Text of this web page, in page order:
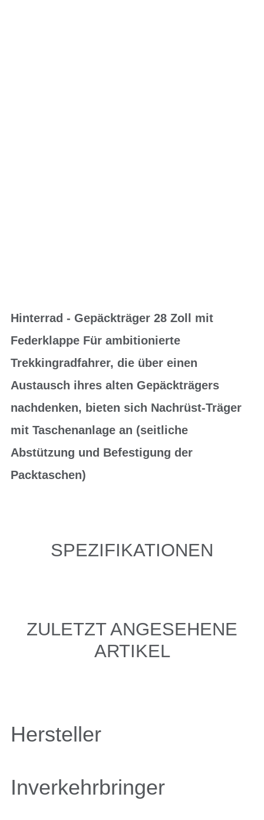
Hinterrad - Gepäckträger 28 Zoll mit
Federklappe Für ambitionierte
Trekkingradfahrer, die über einen
Austausch ihres alten Gepäckträgers
nachdenken, bieten sich Nachrüst-Träger
mit Taschenanlage an (seitliche
Abstützung und Befestigung der
Packtaschen)
SPEZIFIKATIONEN
ZULETZT ANGESEHENE
ARTIKEL
Hersteller
Inverkehrbringer